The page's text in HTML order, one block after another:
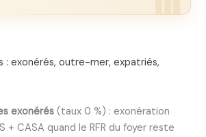
: exonérés, outre-mer, expatriés,
exonérés (taux 0 %) : exonération
+ CASA quand le RFR du foyer reste